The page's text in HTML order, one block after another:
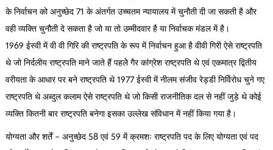
के निर्वाचन को अनुच्छेद 71 के अंतर्गत उच्चतम न्यायालय में चुनौती दी जा सकती है और
वही व्यक्ति चुनौती दे सकता है जो या तो उम्मीदवार है या निर्वाचक मंडल में है।
1969 ईस्वी में वी वी गिरि की राष्ट्रपति के रूप में निर्वाचन हुआ है वीवी गिरी ऐसे राष्ट्रपति
थे जो निर्दलीय राष्ट्रपति माने जाते हैं पहलेे गैर कांग्रेश राष्ट्रपति थे एवं एकमात्र द्वितीय
वरीयता के आधार पर बने राष्ट्रपति थे 1977 ईस्वी में नीलम संजीव रेड्डी निर्विरोध चुने गए
राष्ट्रपति थे अब्दुल कलाम ऐसे राष्ट्रपति थे जो किसी राजनीतिक दल से नहीं जुड़े थे कोई
व्यक्ति कितनी बार राष्ट्रपति बनेगा इसका उल्लेख संविधान में नहीं किया गया है।
योग्यता और शर्तें – अनुच्छेद 58 एवं 59 में क्रमशः राष्ट्रपति पद के लिए योग्यता एवं पद